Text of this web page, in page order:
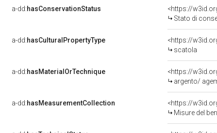
a-dd:hasConservationStatus
<https://
Stato di
a-dd:hasCulturalPropertyType
<https://
scatola
a-dd:hasMaterialOrTechnique
<https://
argento/
a-dd:hasMeasurementCollection
<https://
Misure del